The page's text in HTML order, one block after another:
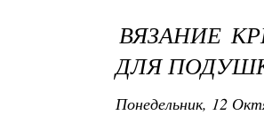
ВЯЗАНИЕ
ДЛЯ
Понедельник, 12